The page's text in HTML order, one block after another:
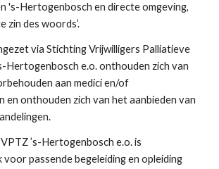
's-Hertogenbosch en directe omgeving,
zin des woords’.
via Stichting Vrijwilligers Palliatieve
Hertogenbosch e.o. onthouden zich van
aan medici en/of
en onthouden zich van het aanbieden van
’s-Hertogenbosch e.o. is
passende begeleiding en opleiding